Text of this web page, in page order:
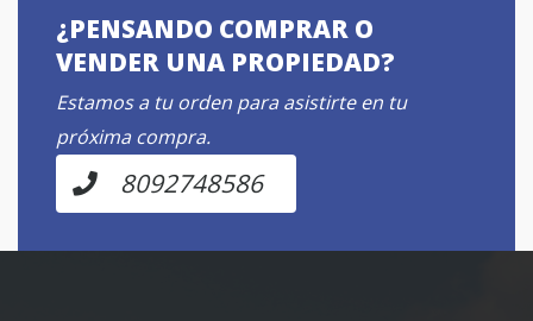
¿PENSANDO COMPRAR O
VENDER UNA PROPIEDAD?
Estamos a tu orden para asistirte en tu
próxima compra.
8092748586